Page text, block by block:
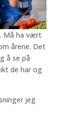
Må ha vært
årene. Det
å se på
de har og
jeg